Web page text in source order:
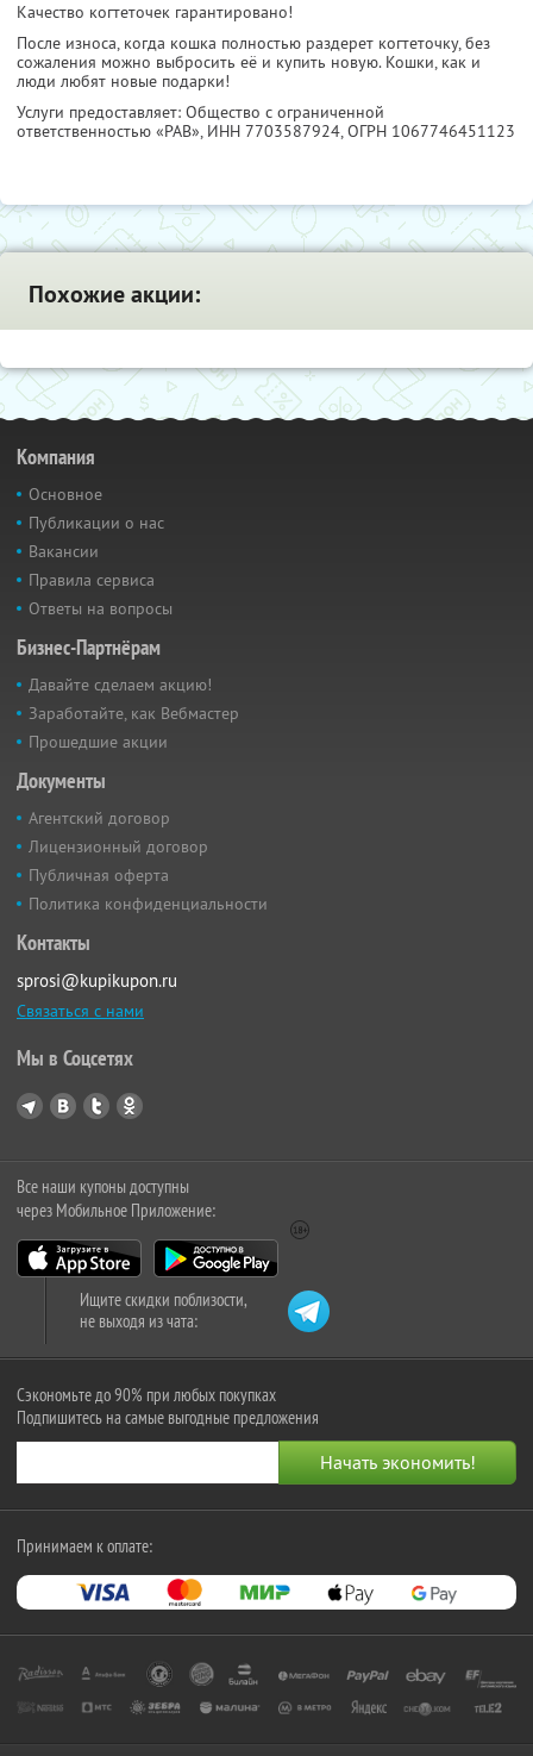
Качество когтеточек гарантировано!
После износа, когда кошка полностью раздерет когтеточку, без
сожаления можно выбросить её и купить новую. Кошки, как и
люди любят новые подарки!
Услуги предоставляет: Общество с ограниченной
ответственностью «РАВ», ИНН 7703587924, ОГРН 1067746451123
Похожие акции:
Компания
Основное
Публикации о нас
Вакансии
Правила сервиса
Ответы на вопросы
Бизнес-Партнёрам
Давайте сделаем акцию!
Заработайте, как Вебмастер
Прошедшие акции
Документы
Агентский договор
Лицензионный договор
Публичная оферта
Политика конфиденциальности
Контакты
sprosi@kupikupon.ru
Связаться с нами
Мы в Соцсетях
Все наши купоны доступны
через Мобильное Приложение:
Ищите скидки поблизости,
не выходя из чата:
Сэкономьте до 90% при любых покупках
Подпишитесь на самые выгодные предложения
Принимаем к оплате: